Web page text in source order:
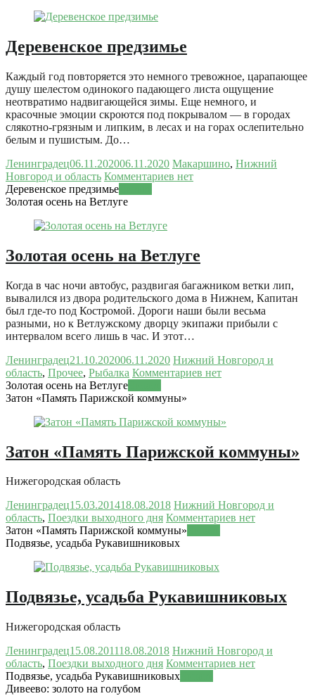
Деревенское предзимье
Каждый год повторяется это немного тревожное, царапающее
душу шелестом одинокого падающего листа ощущение
неотвратимо надвигающейся зимы. Еще немного, и
красочные эмоции скроются под покрывалом — в городах
слякотно-грязным и липким, в лесах и на горах ослепительно
белым и пушистым. До…
Ленинградец06.11.202006.11.2020 Макаршино, Нижний
Новгород и область Комментариев нет
Деревенское предзимье
Золотая осень на Ветлуге
Золотая осень на Ветлуге
Когда в час ночи автобус, раздвигая багажником ветки лип,
вывалился из двора родительского дома в Нижнем, Капитан
был где-то под Костромой. Дороги наши были весьма
разными, но к Ветлужскому дворцу экипажи прибыли с
интервалом всего лишь в час. И этот…
Ленинградец21.10.202006.11.2020 Нижний Новгород и
область, Прочее, Рыбалка Комментариев нет
Золотая осень на Ветлуге
Затон «Память Парижской коммуны»
Затон «Память Парижской коммуны»
Нижегородская область
Ленинградец15.03.201418.08.2018 Нижний Новгород и
область, Поездки выходного дня Комментариев нет
Затон «Память Парижской коммуны»
Подвязье, усадьба Рукавишниковых
Подвязье, усадьба Рукавишниковых
Нижегородская область
Ленинградец15.08.201118.08.2018 Нижний Новгород и
область, Поездки выходного дня Комментариев нет
Подвязье, усадьба Рукавишниковых
Дивеево: золото на голубом